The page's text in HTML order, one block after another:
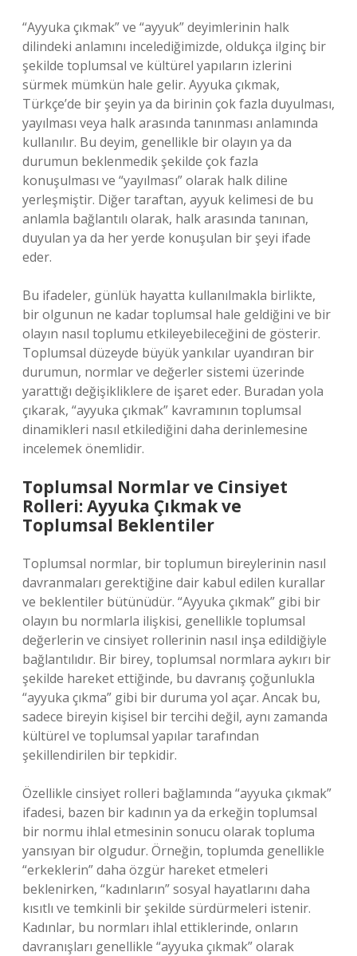
“Ayyuka çıkmak” ve “ayyuk” deyimlerinin halk
dilindeki anlamını incelediğimizde, oldukça ilginç bir
şekilde toplumsal ve kültürel yapıların izlerini
sürmek mümkün hale gelir. Ayyuka çıkmak,
Türkçe’de bir şeyin ya da birinin çok fazla duyulması,
yayılması veya halk arasında tanınması anlamında
kullanılır. Bu deyim, genellikle bir olayın ya da
durumun beklenmedik şekilde çok fazla
konuşulması ve “yayılması” olarak halk diline
yerleşmiştir. Diğer taraftan, ayyuk kelimesi de bu
anlamla bağlantılı olarak, halk arasında tanınan,
duyulan ya da her yerde konuşulan bir şeyi ifade
eder.
Bu ifadeler, günlük hayatta kullanılmakla birlikte,
bir olgunun ne kadar toplumsal hale geldiğini ve bir
olayın nasıl toplumu etkileyebileceğini de gösterir.
Toplumsal düzeyde büyük yankılar uyandıran bir
durumun, normlar ve değerler sistemi üzerinde
yarattığı değişikliklere de işaret eder. Buradan yola
çıkarak, “ayyuka çıkmak” kavramının toplumsal
dinamikleri nasıl etkilediğini daha derinlemesine
incelemek önemlidir.
Toplumsal Normlar ve Cinsiyet
Rolleri: Ayyuka Çıkmak ve
Toplumsal Beklentiler
Toplumsal normlar, bir toplumun bireylerinin nasıl
davranmaları gerektiğine dair kabul edilen kurallar
ve beklentiler bütünüdür. “Ayyuka çıkmak” gibi bir
olayın bu normlarla ilişkisi, genellikle toplumsal
değerlerin ve cinsiyet rollerinin nasıl inşa edildiğiyle
bağlantılıdır. Bir birey, toplumsal normlara aykırı bir
şekilde hareket ettiğinde, bu davranış çoğunlukla
“ayyuka çıkma” gibi bir duruma yol açar. Ancak bu,
sadece bireyin kişisel bir tercihi değil, aynı zamanda
kültürel ve toplumsal yapılar tarafından
şekillendirilen bir tepkidir.
Özellikle cinsiyet rolleri bağlamında “ayyuka çıkmak”
ifadesi, bazen bir kadının ya da erkeğin toplumsal
bir normu ihlal etmesinin sonucu olarak topluma
yansıyan bir olgudur. Örneğin, toplumda genellikle
“erkeklerin” daha özgür hareket etmeleri
beklenirken, “kadınların” sosyal hayatlarını daha
kısıtlı ve temkinli bir şekilde sürdürmeleri istenir.
Kadınlar, bu normları ihlal ettiklerinde, onların
davranışları genellikle “ayyuka çıkmak” olarak